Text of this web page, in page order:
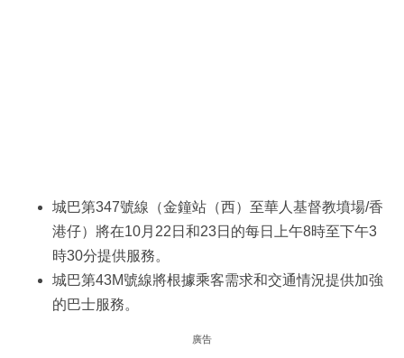
城巴第347號線（金鐘站（西）至華人基督教墳場/香
港仔）將在10月22日和23日的每日上午8時至下午3
時30分提供服務。
城巴第43M號線將根據乘客需求和交通情況提供加強
的巴士服務。
廣告